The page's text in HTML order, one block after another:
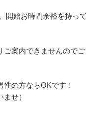
開始お時間余裕を持って
ご案内できませんのでご
性の方ならOKです！
せ）